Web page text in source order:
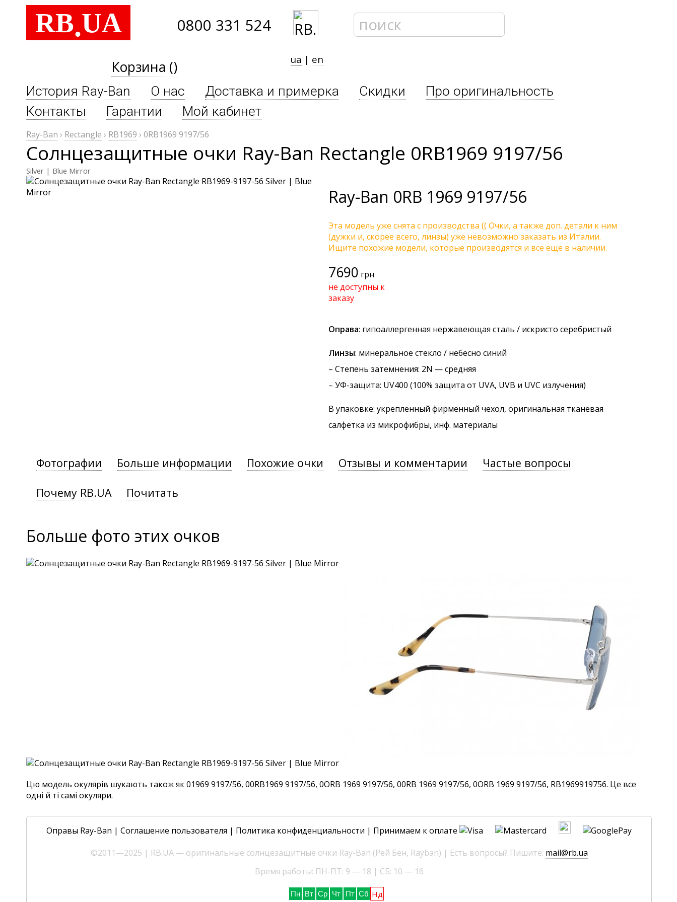
RB.UA 0800 331 524
Корзина () ua | en
История Ray-Ban О нас Доставка и примерка Скидки
Про оригинальность
Контакты
Гарантии Мой кабинет
Ray-Ban › Rectangle › RB1969 › 0RB1969 9197/56
Солнцезащитные очки Ray-Ban Rectangle 0RB1969 9197/56
Silver | Blue Mirror
Ray-Ban 0RB 1969 9197/56
Эта модель уже снята с производства (( Очки, а также доп. детали к ним
(дужки и, скорее всего, линзы) уже невозможно заказать из Италии.
Ищите похожие модели, которые производятся и все еще в наличии.
7690 грн
не доступны к
заказу
Оправа: гипоаллергенная нержавеющая сталь / искристо серебристый
Линзы: минеральное стекло / небесно синий
– Степень затемнения: 2N — средняя
– УФ-защита: UV400 (100% защита от UVA, UVB и UVC излучения)
В упаковке: укрепленный фирменный чехол, оригинальная тканевая
салфетка из микрофибры, инф. материалы
Фотографии Больше информации Похожие очки Отзывы и комментарии Частые вопросы
Почему RB.UA Почитать
Больше фото этих очков
Цю модель окулярів шукають також як 01969 9197/56, 00RB1969 9197/56, 0ORB 1969 9197/56, 00RB 1969 9197/56, 0ORB 1969 9197/56, RB1969919756. Це все
одні й ті самі окуляри.
Оправы Ray-Ban | Соглашение пользователя | Политика конфиденциальности | Принимаем к оплате
©2011—2025 | RB.UA — оригинальные солнцезащитные очки Ray-Ban (Рей Бен, Rayban) | Есть вопросы? Пишите: mail@rb.ua
Время работы: ПН-ПТ: 9 — 18 | СБ: 10 — 16
Пн Вт Ср Чт Пт Сб Нд